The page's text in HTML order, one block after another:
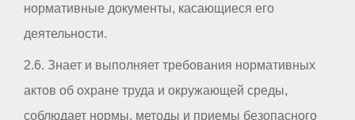
нормативные документы, касающиеся его
деятельности.
2.6. Знает и выполняет требования нормативных
актов об охране труда и окружающей среды,
соблюдает нормы, методы и приемы безопасного